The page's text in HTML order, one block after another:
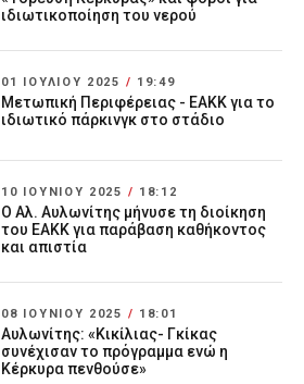
ιδιωτικοποίηση του νερού
01 ΙΟΥΛΊΟΥ 2025 / 19:49
Μετωπική Περιφέρειας - ΕΑΚΚ για το
ιδιωτικό πάρκινγκ στο στάδιο
10 ΙΟΥΝΊΟΥ 2025 / 18:12
Ο Αλ. Αυλωνίτης μήνυσε τη διοίκηση
του ΕΑΚΚ για παράβαση καθήκοντος
και απιστία
08 ΙΟΥΝΊΟΥ 2025 / 18:01
Αυλωνίτης: «Κικίλιας- Γκίκας
συνέχισαν το πρόγραμμα ενώ η
Κέρκυρα πενθούσε»